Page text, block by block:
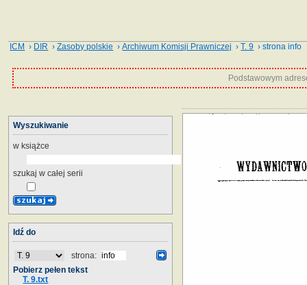
ICM › DIR ›Zasoby polskie ›Archiwum Komisji Prawniczej ›T. 9 › strona info
Podstawowym
Wyszukiwanie
w książce
szukaj w całej serii
Idź do
strona:
Pobierz pełen tekst
T. 9.txt